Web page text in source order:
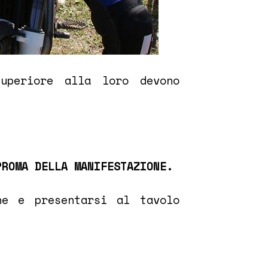
alla loro devono
DELLA MANIFESTAZIONE.
e presentarsi al tavolo